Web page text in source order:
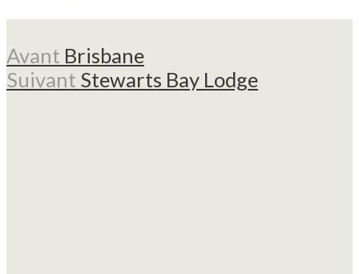
Avant Brisbane
Suivant Stewarts Bay Lodge